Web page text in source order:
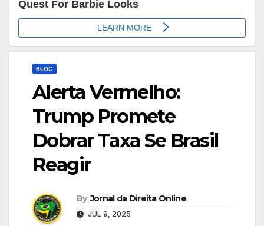
BLOG
Alerta Vermelho:
Trump Promete
Dobrar Taxa Se Brasil
Reagir
By Jornal da Direita Online
JUL 9, 2025